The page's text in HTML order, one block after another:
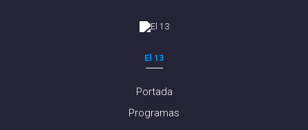
El 13
Portada
Programas